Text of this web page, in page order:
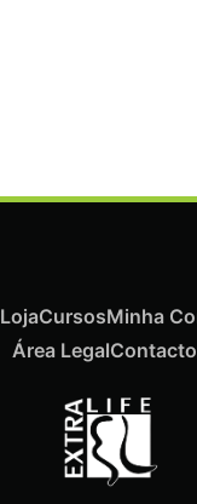
LojaCursosMinha
Área Legal